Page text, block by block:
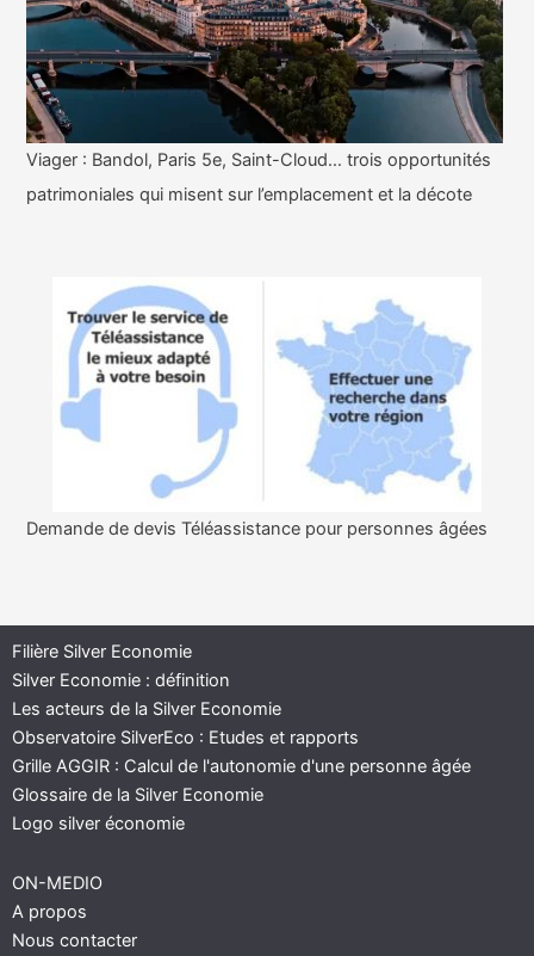
Viager : Bandol, Paris 5e, Saint-Cloud… trois opportunités
patrimoniales qui misent sur l’emplacement et la décote
Demande de devis Téléassistance pour personnes âgées
Filière Silver Economie
Silver Economie : définition
Les acteurs de la Silver Economie
Observatoire SilverEco : Etudes et rapports
Grille AGGIR : Calcul de l'autonomie d'une personne âgée
Glossaire de la Silver Economie
Logo silver économie
ON-MEDIO
A propos
Nous contacter